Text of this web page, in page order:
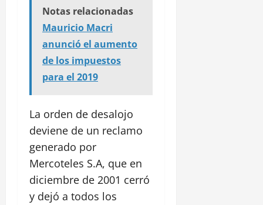
Notas relacionadas
Mauricio Macri
anunció el aumento
de los impuestos
para el 2019
La orden de desalojo
deviene de un reclamo
generado por
Mercoteles S.A, que en
diciembre de 2001 cerró
y dejó a todos los